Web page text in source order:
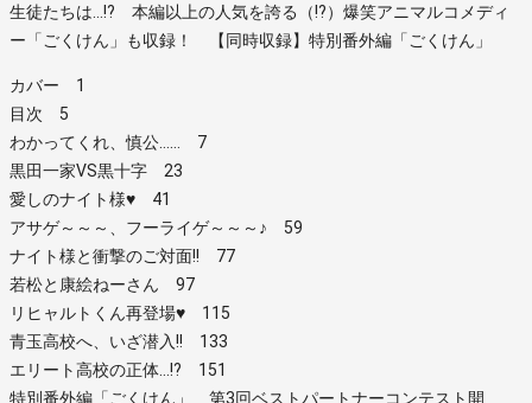
生徒たちは…!? 本編以上の人気を誇る（!?）爆笑アニマルコメディ
ー「ごくけん」も収録！ 【同時収録】特別番外編「ごくけん」
カバー 1
目次 5
わかってくれ、慎公…… 7
黒田一家VS黒十字 23
愛しのナイト様♥ 41
アサゲ～～～、フーライゲ～～～♪ 59
ナイト様と衝撃のご対面!! 77
若松と康絵ねーさん 97
リヒャルトくん再登場♥ 115
青玉高校へ、いざ潜入!! 133
エリート高校の正体…!? 151
特別番外編「ごくけん」 第3回ベストパートナーコンテスト開